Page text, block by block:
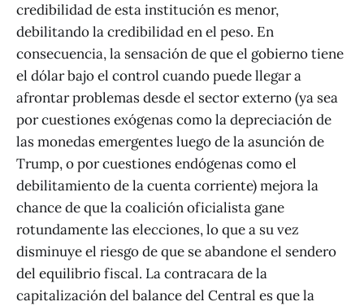
credibilidad de esta institución es menor,
debilitando la credibilidad en el peso. En
consecuencia, la sensación de que el gobierno tiene
el dólar bajo el control cuando puede llegar a
afrontar problemas desde el sector externo (ya sea
por cuestiones exógenas como la depreciación de
las monedas emergentes luego de la asunción de
Trump, o por cuestiones endógenas como el
debilitamiento de la cuenta corriente) mejora la
chance de que la coalición oficialista gane
rotundamente las elecciones, lo que a su vez
disminuye el riesgo de que se abandone el sendero
del equilibrio fiscal. La contracara de la
capitalización del balance del Central es que la